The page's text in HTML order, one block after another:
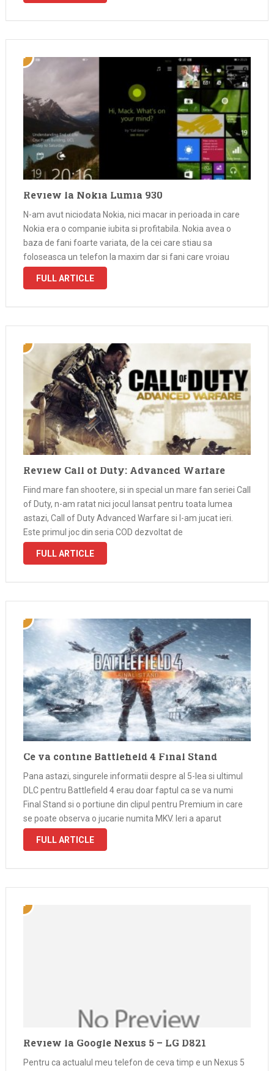
Review la Nokia Lumia 930
N-am avut niciodata Nokia, nici macar in perioada in care
Nokia era o companie iubita si profitabila. Nokia avea o
baza de fani foarte variata, de la cei care stiau sa
foloseasca un telefon la maxim dar si fani care vroiau
Nokia doar pentru ca „se …
FULL ARTICLE
Review Call of Duty: Advanced Warfare
Fiind mare fan shootere, si in special un mare fan seriei Call
of Duty, n-am ratat nici jocul lansat pentru toata lumea
astazi, Call of Duty Advanced Warfare si l-am jucat ieri.
Este primul joc din seria COD dezvoltat de
SledgehammerGames care a muncit 3 ani …
FULL ARTICLE
Ce va contine Battlefield 4 Final Stand
Pana astazi, singurele informatii despre al 5-lea si ultimul
DLC pentru Battlefield 4 erau doar faptul ca se va numi
Final Stand si o portiune din clipul pentru Premium in care
se poate observa o jucarie numita MKV. Ieri a aparut
trailerul pentru Final Stand si din …
FULL ARTICLE
Review la Google Nexus 5 – LG D821
Pentru ca actualul meu telefon de ceva timp e un Nexus 5